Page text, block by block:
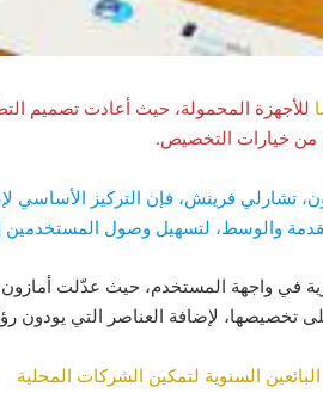
للأجهزة المحمولة، حيث أعادت تصميم
من خيارات التخصيص.
تشارلي فرينش، فإن التركيز الأساسي
والوسط، لتسهيل وصول المستخدمين
في واجهة المستخدم، حيث عدّلت أمازون
تخصيصها، لإضافة العناصر التي يودون
السنوية لتمكين الشركات المحلية